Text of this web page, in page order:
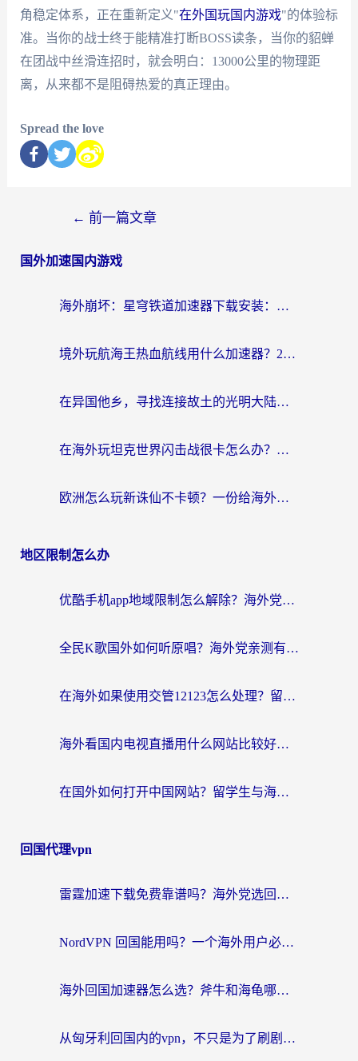
角稳定体系，正在重新定义"在外国玩国内游戏"的体验标
准。当你的战士终于能精准打断BOSS读条，当你的貂蝉
在团战中丝滑连招时，就会明白：13000公里的物理距
离，从来都不是阻碍热爱的真正理由。
Spread the love
← 前一篇文章
国外加速国内游戏
海外崩坏：星穹铁道加速器下载安装：一份给游子的终极网络指南
境外玩航海王热血航线用什么加速器？2026海外玩家实测最优方案（附欧洲问道堡垒前线加速技巧）
在异国他乡，寻找连接故土的光明大陆免费加速器
在海外玩坦克世界闪击战很卡怎么办？老玩家亲测有效的加速器选择指南
欧洲怎么玩新诛仙不卡顿？一份给海外游子的国服游戏畅玩指南
地区限制怎么办
优酷手机app地域限制怎么解除？海外党亲测有效的追剧方案
全民K歌国外如何听原唱？海外党亲测有效的回国加速器选择指南
在海外如果使用交管12123怎么处理？留学生亲测有效的回国加速方案
海外看国内电视直播用什么网站比较好？一篇解决你所有追剧难题的实用指南
在国外如何打开中国网站？留学生与海外华人的无缝访问指南
回国代理vpn
雷霆加速下载免费靠谱吗？海外党选回国加速器的避坑指南（附热门工具对比）
NordVPN 回国能用吗？一个海外用户必须面对的真实困境
海外回国加速器怎么选？斧牛和海龟哪个好？一篇帮你避开坑的实用指南
从匈牙利回国内的vpn，不只是为了刷剧那么简单